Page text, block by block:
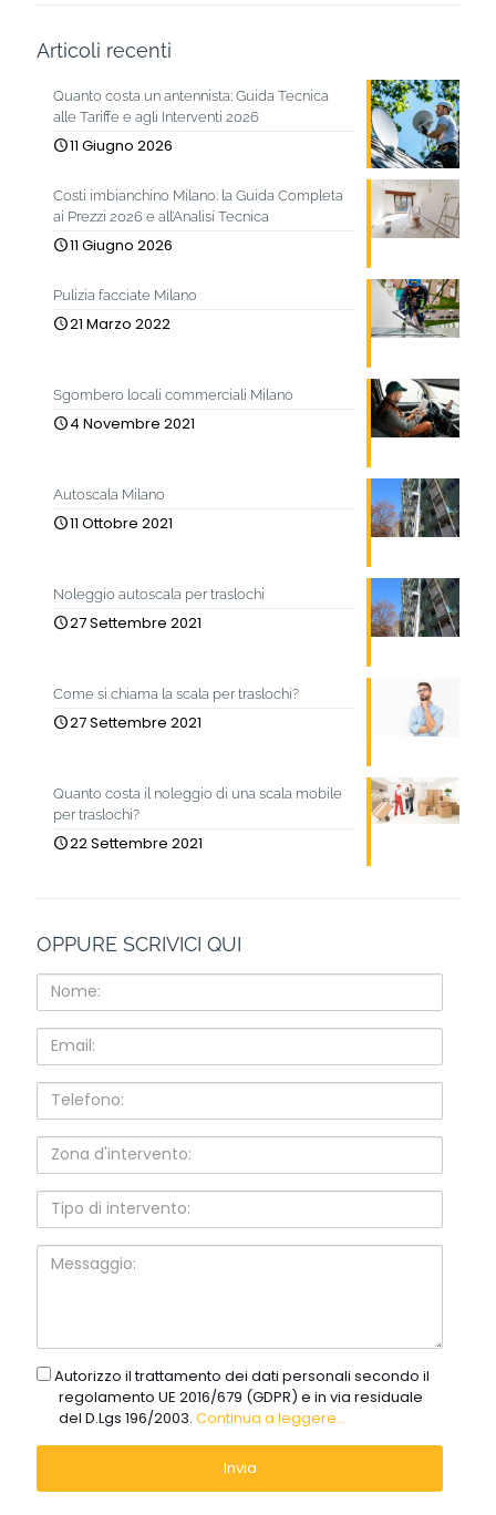
Articoli recenti
Quanto costa un antennista: Guida Tecnica
alle Tariffe e agli Interventi 2026
11 Giugno 2026
Costi imbianchino Milano: la Guida Completa
ai Prezzi 2026 e all’Analisi Tecnica
11 Giugno 2026
Pulizia facciate Milano
21 Marzo 2022
Sgombero locali commerciali Milano
4 Novembre 2021
Autoscala Milano
11 Ottobre 2021
Noleggio autoscala per traslochi
27 Settembre 2021
Come si chiama la scala per traslochi?
27 Settembre 2021
Quanto costa il noleggio di una scala mobile
per traslochi?
22 Settembre 2021
OPPURE SCRIVICI QUI
Nome:
Email:
Telefono:
Zona
d'intervento:
Tipo
intervento:
Messaggio:
gdprAutorizzo il trattamento dei dati personali secondo il
regolamento UE 2016/679 (GDPR) e in via residuale
del D.Lgs 196/2003. Continua a leggere...